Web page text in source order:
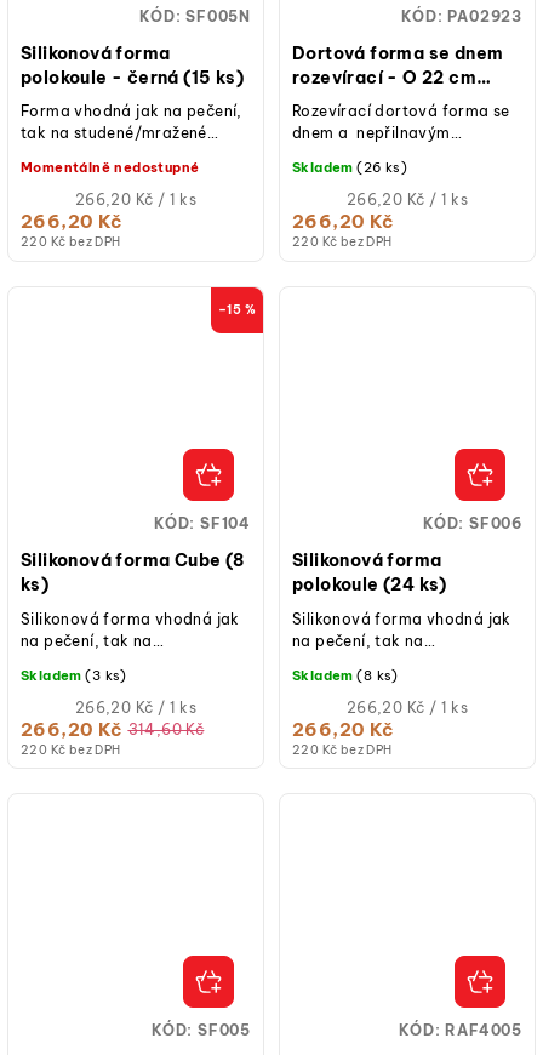
Silikonová forma
polokoule - černá (15 ks)
220 Kč bez DPH
266,20 Kč
Měrná
cena:
266,20 Kč / 1 ks
Momentálně nedostupné
Forma vhodná jak na pečení,
tak na studené/mražené
KÓD:SF005N
Dortová forma se dnem
rozevírací - O 22 cm
PATISSE
220 Kč bez DPH
266,20 Kč
Měrná
cena:
266,20 Kč / 1 ks
Skladem (26 ks)
Rozevírací dortová forma se
dnem a nepřilnavým
lahodné koláče, tvarohové
koláče a další...
KÓD:PA02923
–15 %
Silikonová forma Cube (8
ks)
220 Kč bez DPH
266,20 Kč 314,60 Kč
Měrná
cena:
266,20 Kč / 1 ks
Skladem (3 ks)
Silikonová forma vhodná jak
na pečení, tak na
KÓD: SF104
Silikonová forma
polokoule (24 ks)
220 Kč bez DPH
266,20 Kč
Měrná
cena:
266,20 Kč / 1 ks
Skladem (8 ks)
Silikonová forma vhodná jak
na pečení, tak na
KÓD: SF006
KÓD: SF005 KÓD: RAF4005